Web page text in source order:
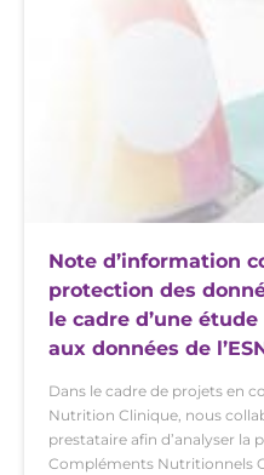
Note d’information
protection des
le cadre d’une
aux données de
Dans le cadre de projets en
Nutrition Clinique, nous
prestataire afin d’analyser
Compléments Nutritionnels